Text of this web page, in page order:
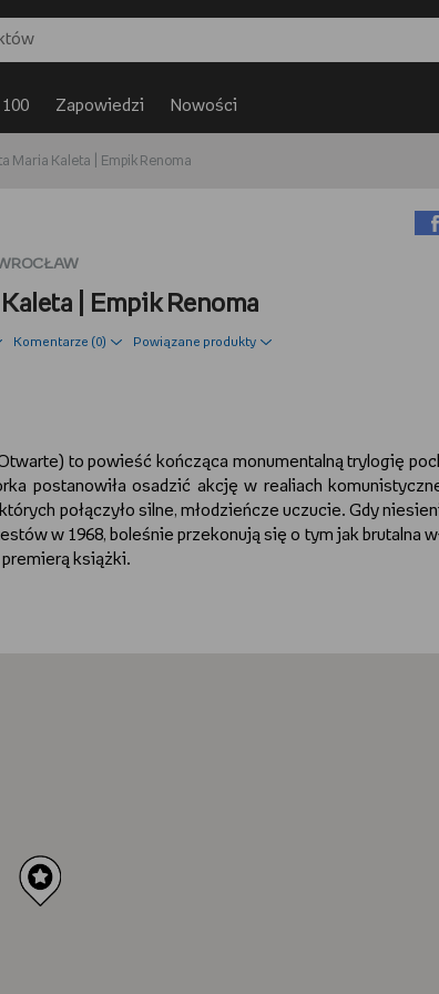
100 Zapowiedzi Nowości
Maria Kaleta | Empik Renoma
| Empik Renoma
Komentarze (0) Powiązane produkty
to powieść kończąca monumentalną trylogię
postanowiła osadzić akcję w realiach
połączyło silne, młodzieńcze uczucie. Gdy
w 1968, boleśnie przekonują się o tym jak brutalna
książki.